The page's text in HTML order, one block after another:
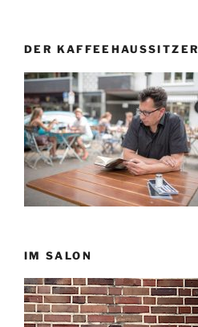
DER KAFFEEHAUSSITZER
IM SALON